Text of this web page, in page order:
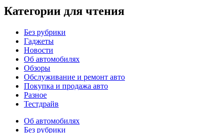
Категории для чтения
Без рубрики
Гаджеты
Новости
Об автомобилях
Обзоры
Обслуживание и ремонт авто
Покупка и продажа авто
Разное
Тестдрайв
Об автомобилях
Без рубрики